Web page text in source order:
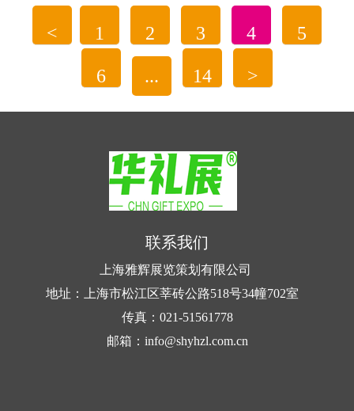
...
环保材料的革新
未来环保袋的奥秘首先体现在材料的选择上。
我国绿色奥运的重要力量。从餐具到包装袋，从赛
场到生活，可降解制品无处不在，它们不仅减少了
环境污染，还展示了我国在环保领域的创新成果和
坚定决心。
绿色奥运，是指在申办、组织、举办奥运会的
过程中，以及在受奥运会直接影响的举办奥运会之
后的一段时间里，自然环境和生态环境能与人类社
会协调发展...
< 1 2 3 4 5
6 ... 14 >
联系我们
上海雅辉展览策划有限公司
地址：上海市松江区莘砖公路518号34幢702室
传真：021-51561778
邮箱：info@shyhzl.com.cn